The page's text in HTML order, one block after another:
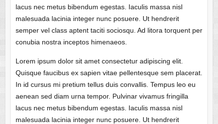
lacus nec metus bibendum egestas. Iaculis massa nisl
malesuada lacinia integer nunc posuere. Ut hendrerit
semper vel class aptent taciti sociosqu. Ad litora torquent per
conubia nostra inceptos himenaeos.
Lorem ipsum dolor sit amet consectetur adipiscing elit.
Quisque faucibus ex sapien vitae pellentesque sem placerat.
In id cursus mi pretium tellus duis convallis. Tempus leo eu
aenean sed diam urna tempor. Pulvinar vivamus fringilla
lacus nec metus bibendum egestas. Iaculis massa nisl
malesuada lacinia integer nunc posuere. Ut hendrerit